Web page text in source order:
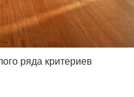
ряда критериев